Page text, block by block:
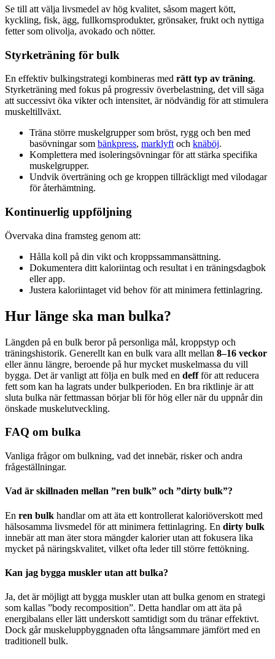
Se till att välja livsmedel av hög kvalitet, såsom magert kött,
kyckling, fisk, ägg, fullkornsprodukter, grönsaker, frukt och nyttiga
fetter som olivolja, avokado och nötter.
Styrketräning för bulk
En effektiv bulkingstrategi kombineras med rätt typ av träning.
Styrketräning med fokus på progressiv överbelastning, det vill säga
att successivt öka vikter och intensitet, är nödvändig för att stimulera
muskeltillväxt.
Träna större muskelgrupper som bröst, rygg och ben med
basövningar som bänkpress, marklyftoch knäböj.
Komplettera med isoleringsövningar för att stärka specifika
muskelgrupper.
Undvik överträning och ge kroppen tillräckligt med vilodagar
för återhämtning.
Kontinuerlig uppföljning
Övervaka dina framsteg genom att:
Hålla koll på din vikt och kroppssammansättning.
Dokumentera ditt kaloriintag och resultat i en träningsdagbok
eller app.
Justera kaloriintaget vid behov för att minimera fettinlagring.
Hur länge ska man bulka?
Längden på en bulk beror på personliga mål, kroppstyp och
träningshistorik. Generellt kan en bulk vara allt mellan 8–16 veckor
eller ännu längre, beroende på hur mycket muskelmassa du vill
bygga. Det är vanligt att följa en bulk med en deffför att reducera
fett som kan ha lagrats under bulkperioden. En bra riktlinje är att
sluta bulka när fettmassan börjar bli för hög eller när du uppnår din
önskade muskelutveckling.
FAQ om bulka
Vanliga frågor om bulkning, vad det innebär, risker och andra
frågeställningar.
Vad är skillnaden mellan ”ren bulk” och ”dirty bulk”?
En ren bulk handlar om att äta ett kontrollerat kaloriöverskott med
hälsosamma livsmedel för att minimera fettinlagring. En dirty bulk
innebär att man äter stora mängder kalorier utan att fokusera lika
mycket på näringskvalitet, vilket ofta leder till större fettökning.
Kan jag bygga muskler utan att bulka?
Ja, det är möjligt att bygga muskler utan att bulka genom en strategi
som kallas ”body recomposition”. Detta handlar om att äta på
energibalans eller lätt underskott samtidigt som du tränar effektivt.
Dock går muskeluppbyggnaden ofta långsammare jämfört med en
traditionell bulk.